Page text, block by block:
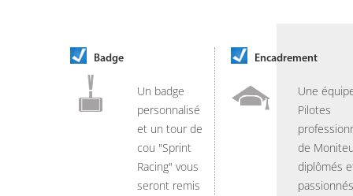
Badge
Un badge
personnalisé
et un tour de
cou "Sprint
Racing" vous
seront remis
Encadrement
Une
Pilotes
de
diplômés